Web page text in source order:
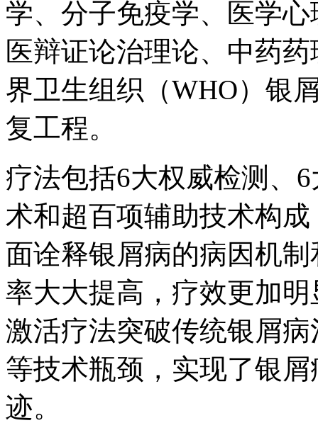
学、分子免疫学、医学
医辩证论治理论、中药
界卫生组织（WHO）银
复工程。
疗法包括6大权威检测、
术和超百项辅助技术构
面诠释银屑病的病因机
率大大提高，疗效更加
激活疗法突破传统银屑
等技术瓶颈，实现了银
迹。